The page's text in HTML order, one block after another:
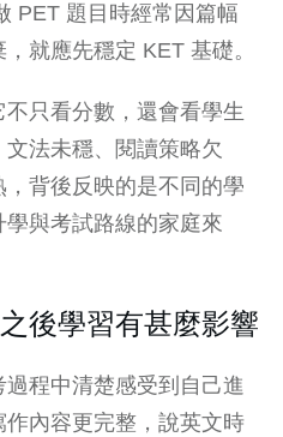
PET 題目時經常因篇幅
就應先穩定 KET 基礎。
只看分數，還會看學生
法未穩、閱讀策略欠
背後反映的是不同的學
與考試路線的家庭來
後學習有甚麼影響
程中清楚感受到自己進
內容更完整，說英文時